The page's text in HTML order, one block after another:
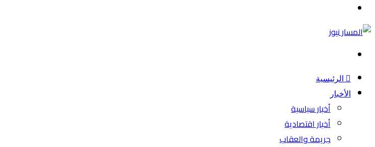
الرئيسية
الأخبار
أخبار سياسية
أخبار اقتصادية
جريمة والعقاب